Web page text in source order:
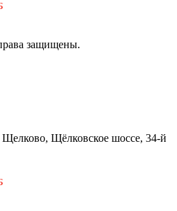
защищены.
Щелково, Щёлковское шоссе, 34-й